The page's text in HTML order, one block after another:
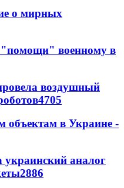
о мирных
военному в
воздушный
4705
объектам в Украине -
украинский аналог
2886